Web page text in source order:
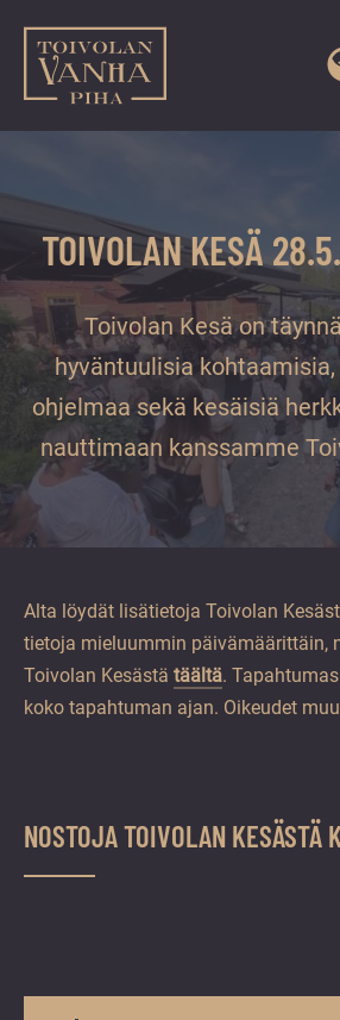
sisältöön
Toivolan vanha piha
erilaiset
palvelut
ja
tapahtumat
tarjoavat
kiireettömiä
ja
hyviä
hetkiä
ympäri
vuoden.
TOIVOLAN KESÄ
Toivolan Kesä on
hyväntuulisia
ohjelmaa sekä kesäisiä
nauttimaan kanssamme
Alta löydät lisätietoja Toivolan
tietoja mieluummin päivämäärittäin,
Toivolan Kesästä täältä.
koko tapahtuman ajan. Oikeudet
NOSTOJA TOIVOLAN KESÄSTÄ